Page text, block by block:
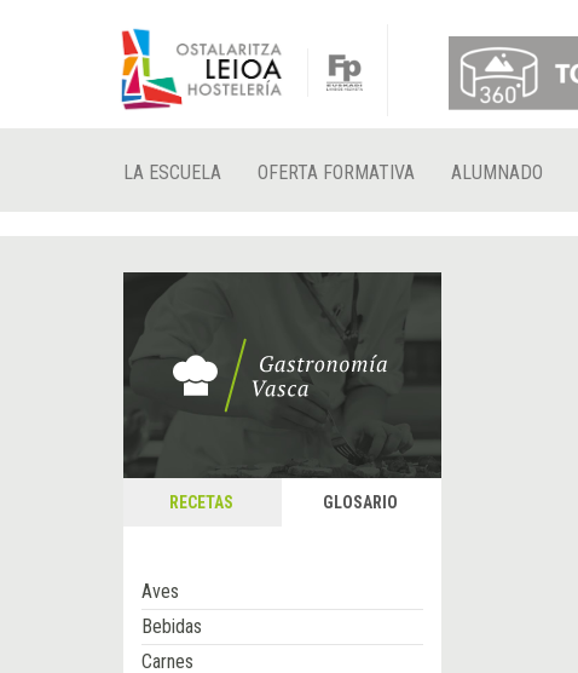
LA ESCUELA OFERTA FORMATIVA ALUMNADO
RECETAS GLOSARIO
Aves
Bebidas
Carnes